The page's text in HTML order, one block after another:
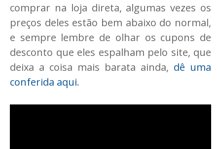
comprar na loja direta, algumas vezes os
preços deles estão bem abaixo do normal,
e sempre lembre de olhar os cupons de
desconto que eles espalham pelo site, que
deixa a coisa mais barata ainda, dê uma
conferida aqui.